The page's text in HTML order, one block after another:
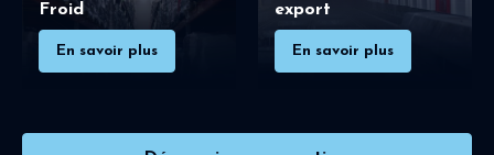
Froid
En savoir plus
export
En savoir plus